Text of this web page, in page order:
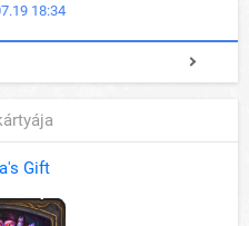
18:34
Gift